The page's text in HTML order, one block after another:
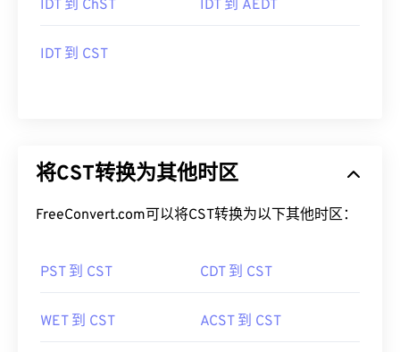
IDT 到 ChST IDT 到 AEDT
IDT 到 CST
将CST转换为其他时区
FreeConvert.com可以将CST转换为以下其他时区：
PST 到 CST CDT 到 CST
WET 到 CST ACST 到 CST